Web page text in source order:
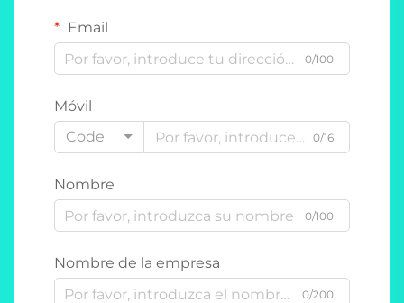
Email
0/100
Móvil
Code
0/16
Nombre
0/100
Nombre de la empresa
0/200